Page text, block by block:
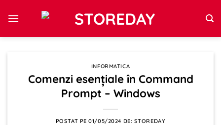
INFORMATICA
Comenzi esențiale în Command
Prompt – Windows
POSTAT PE01/05/2024 DE: STOREDAY